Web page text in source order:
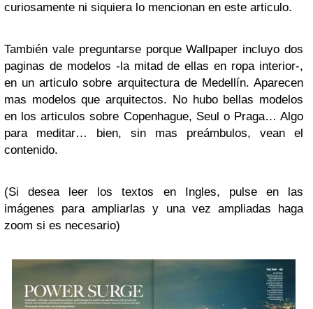
curiosamente ni siquiera lo mencionan en este articulo.
También vale preguntarse porque Wallpaper incluyo dos
paginas de modelos -la mitad de ellas en ropa interior-,
en un articulo sobre arquitectura de Medellín. Aparecen
mas modelos que arquitectos. No hubo bellas modelos
en los articulos sobre Copenhague, Seul o Praga… Algo
para meditar… bien, sin mas preámbulos, vean el
contenido.
(Si desea leer los textos en Ingles, pulse en las
imágenes para ampliarlas y una vez ampliadas haga
zoom si es necesario)